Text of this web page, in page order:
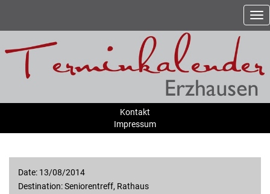
Kontakt
Impressum
Date: 13/08/2014
Destination: Seniorentreff, Rathaus